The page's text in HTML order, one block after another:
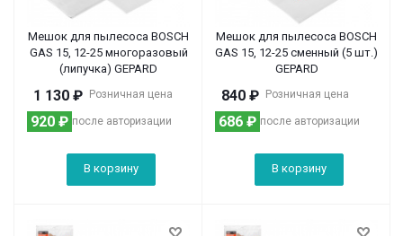
Мешок для пылесоса BOSCH
GAS 15, 12-25 многоразовый
(липучка) GEPARD
Розничная цена
1 130 ₽
после авторизации
920 ₽
В корзину
Мешок для пылесоса BOSCH
GAS 15, 12-25 сменный (5 шт.)
GEPARD
Розничная цена
840 ₽
после авторизации
686 ₽
В корзину